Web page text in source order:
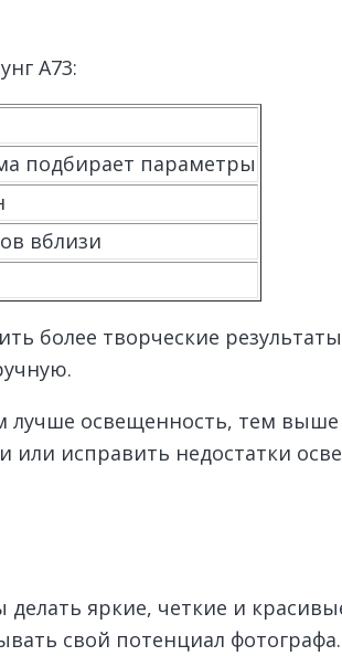
А73:
подбирает параметры
вблизи
более творческие
освещенность, тем
или исправить недостатки
яркие, четкие и
свой потенциал